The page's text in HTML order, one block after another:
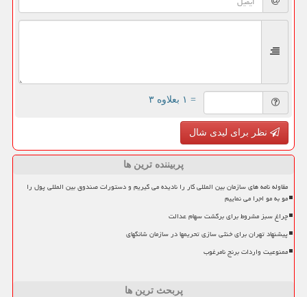
= ۱ بعلاوه ۳
نظر برای لیدی شال
پربیننده ترین ها
مقاوله نامه های سازمان بین المللی کار را نادیده می گیریم و دستورات صندوق بین المللی پول را
مو به مو اجرا می نماییم
چراغ سبز مشروط برای برگشت سهام عدالت
پیشنهاد تهران برای خنثی سازی تحریمها در سازمان شانگهای
ممنوعیت واردات برنج نامرغوب
پربحث ترین ها